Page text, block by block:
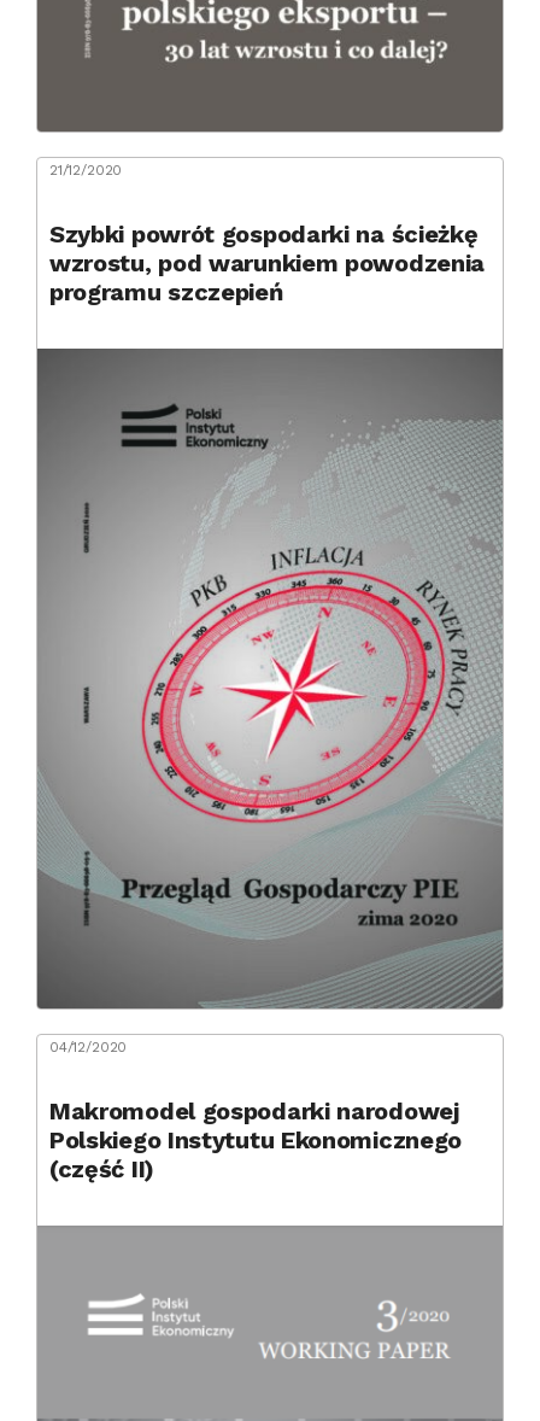
21/12/2020
Szybki powrót gospodarki na ścieżkę
wzrostu, pod warunkiem powodzenia
programu szczepień
04/12/2020
Makromodel gospodarki narodowej
Polskiego Instytutu Ekonomicznego
(część II)